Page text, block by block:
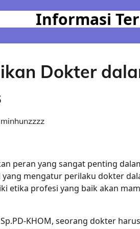
Informasi
Dokter
peran yang sangat penting
mengatur perilaku dokter
etika profesi yang baik akan
KHOM, seorang dokter